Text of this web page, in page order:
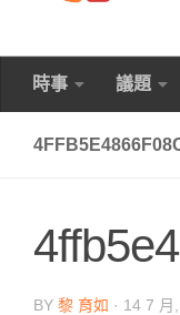
時事 議題
BY 黎 育如 · 14 7 月